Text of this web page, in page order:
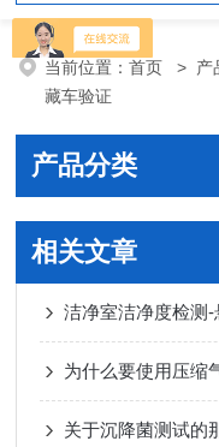
当前位置：首页 > 产
藏车验证
产品分类
相关文章
洁净室洁净度检测
为什么要使用压缩
关于沉降菌测试的